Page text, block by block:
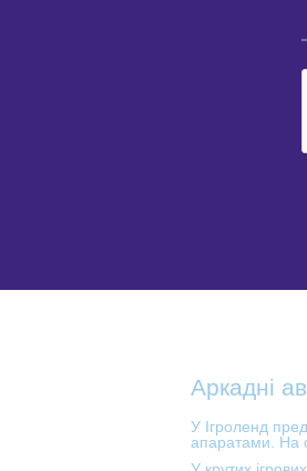
Аркадні
У Ігроленд
апаратами. На